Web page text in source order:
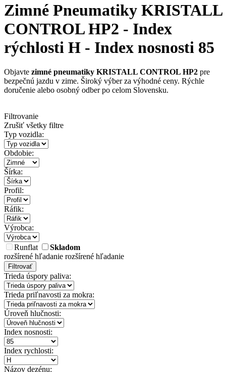
Zimné Pneumatiky KRISTALL
CONTROL HP2 - Index
rýchlosti H - Index nosnosti 85
Objavte zimné pneumatiky KRISTALL CONTROL HP2 pre
bezpečnú jazdu v zime. Široký výber za výhodné ceny. Rýchle
doručenie alebo osobný odber po celom Slovensku.
Filtrovanie
Zrušiť všetky filtre
Typ vozidla:
Obdobie:
Šírka:
Profil:
Ráfik:
Výrobca:
Runflat
Skladom
rozšírené hľadanie rozšírené hľadanie
Filtrovať
Trieda úspory paliva:
Trieda priľnavosti za mokra:
Úroveň hlučnosti:
Index nosnosti:
Index rychlosti:
Názov dezénu: